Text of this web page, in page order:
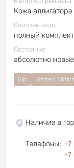
Кожа аллигатора
Комплектация
полный
Состояние
абсолютно
Vip Limited
Наличие в
Телефоны: +7
+7